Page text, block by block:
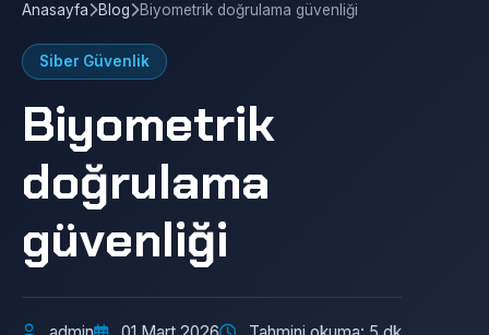
Anasayfa Blog Biyometrik doğrulama güvenliği
Siber Güvenlik
Biyometrik
doğrulama
güvenliği